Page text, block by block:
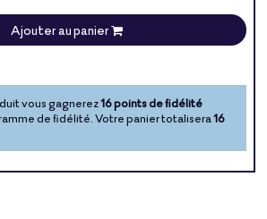
Ajouter au panier
vous gagnerez16 points de fidélité
de fidélité. Votre panier totalisera16